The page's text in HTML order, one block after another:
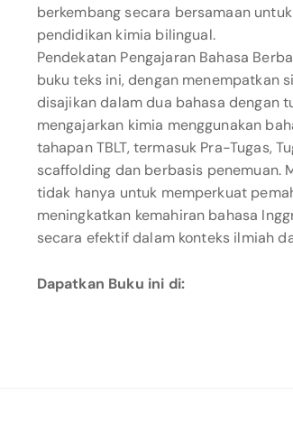
berkembang secara bersamaan
pendidikan kimia bilingual.
Pendekatan Pengajaran Bahasa
buku teks ini, dengan menempatkan
disajikan dalam dua bahasa dengan
mengajarkan kimia menggunakan
tahapan TBLT, termasuk Pra-Tugas,
scaffolding dan berbasis penemuan.
tidak hanya untuk memperkuat
meningkatkan kemahiran bahasa
secara efektif dalam konteks ilmiah
Dapatkan Buku ini di: